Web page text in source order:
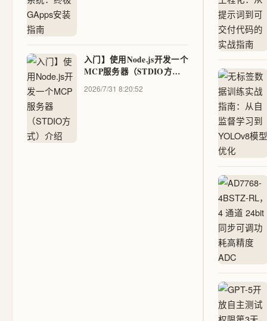
入门】使用Node.js开发一个
MCP服务器（STDIO方
式）介绍
2026/7/31 8:20:52